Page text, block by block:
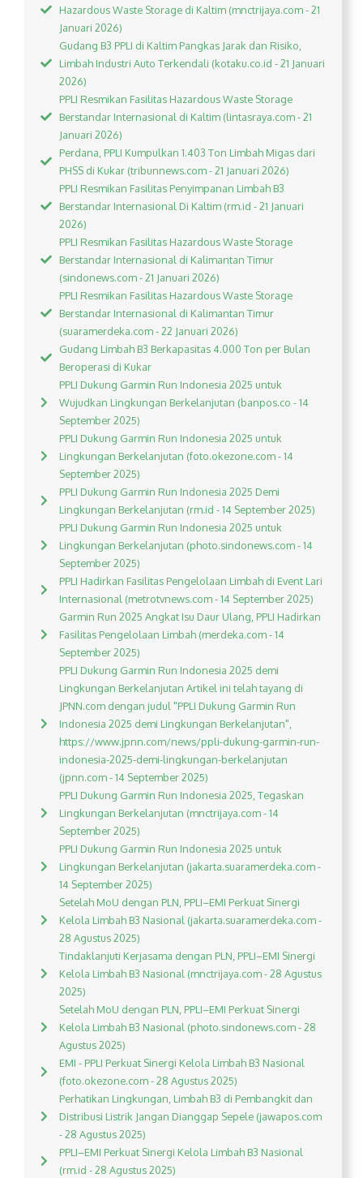
Hazardous Waste Storage di Kaltim (mnctrijaya.com - 21
Januari 2026)
Gudang B3 PPLI di Kaltim Pangkas Jarak dan Risiko,
Limbah Industri Auto Terkendali (kotaku.co.id - 21 Januari
2026)
PPLI Resmikan Fasilitas Hazardous Waste Storage
Berstandar Internasional di Kaltim (lintasraya.com - 21
Januari 2026)
Perdana, PPLI Kumpulkan 1.403 Ton Limbah Migas dari
PHSS di Kukar (tribunnews.com - 21 Januari 2026)
PPLI Resmikan Fasilitas Penyimpanan Limbah B3
Berstandar Internasional Di Kaltim (rm.id - 21 Januari
2026)
PPLI Resmikan Fasilitas Hazardous Waste Storage
Berstandar Internasional di Kalimantan Timur
(sindonews.com - 21 Januari 2026)
PPLI Resmikan Fasilitas Hazardous Waste Storage
Berstandar Internasional di Kalimantan Timur
(suaramerdeka.com - 22 Januari 2026)
Gudang Limbah B3 Berkapasitas 4.000 Ton per Bulan
Beroperasi di Kukar
PPLI Dukung Garmin Run Indonesia 2025 untuk
Wujudkan Lingkungan Berkelanjutan (banpos.co - 14
September 2025)
PPLI Dukung Garmin Run Indonesia 2025 untuk
Lingkungan Berkelanjutan (foto.okezone.com - 14
September 2025)
PPLI Dukung Garmin Run Indonesia 2025 Demi
Lingkungan Berkelanjutan (rm.id - 14 September 2025)
PPLI Dukung Garmin Run Indonesia 2025 untuk
Lingkungan Berkelanjutan (photo.sindonews.com - 14
September 2025)
PPLI Hadirkan Fasilitas Pengelolaan Limbah di Event Lari
Internasional (metrotvnews.com - 14 September 2025)
Garmin Run 2025 Angkat Isu Daur Ulang, PPLI Hadirkan
Fasilitas Pengelolaan Limbah (merdeka.com - 14
September 2025)
PPLI Dukung Garmin Run Indonesia 2025 demi
Lingkungan Berkelanjutan Artikel ini telah tayang di
JPNN.com dengan judul "PPLI Dukung Garmin Run
Indonesia 2025 demi Lingkungan Berkelanjutan",
https://www.jpnn.com/news/ppli-dukung-garmin-run-
indonesia-2025-demi-lingkungan-berkelanjutan
(jpnn.com - 14 September 2025)
PPLI Dukung Garmin Run Indonesia 2025, Tegaskan
Lingkungan Berkelanjutan (mnctrijaya.com - 14
September 2025)
PPLI Dukung Garmin Run Indonesia 2025 untuk
Lingkungan Berkelanjutan (jakarta.suaramerdeka.com -
14 September 2025)
Setelah MoU dengan PLN, PPLI–EMI Perkuat Sinergi
Kelola Limbah B3 Nasional (jakarta.suaramerdeka.com -
28 Agustus 2025)
Tindaklanjuti Kerjasama dengan PLN, PPLI–EMI Sinergi
Kelola Limbah B3 Nasional (mnctrijaya.com - 28 Agustus
2025)
Setelah MoU dengan PLN, PPLI–EMI Perkuat Sinergi
Kelola Limbah B3 Nasional (photo.sindonews.com - 28
Agustus 2025)
EMI - PPLI Perkuat Sinergi Kelola Limbah B3 Nasional
(foto.okezone.com - 28 Agustus 2025)
Perhatikan Lingkungan, Limbah B3 di Pembangkit dan
Distribusi Listrik Jangan Dianggap Sepele (jawapos.com
- 28 Agustus 2025)
PPLI–EMI Perkuat Sinergi Kelola Limbah B3 Nasional
(rm.id - 28 Agustus 2025)